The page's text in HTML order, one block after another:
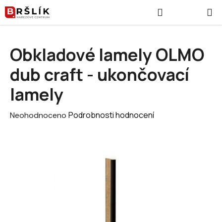
Přejít na obsah
Obkladové lamely OLMO
dub craft - ukončovací
lamely
Průměrné hodnocení produktu je 0,0 z 5 hvězdiček.
Neohodnoceno Podrobnosti hodnocení